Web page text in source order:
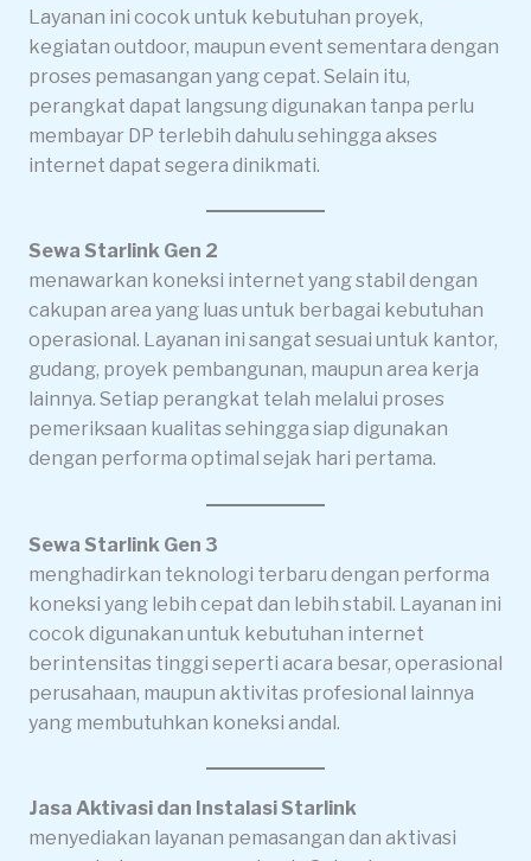
Layanan ini cocok untuk kebutuhan proyek,
kegiatan outdoor, maupun event sementara dengan
proses pemasangan yang cepat. Selain itu,
perangkat dapat langsung digunakan tanpa perlu
membayar DP terlebih dahulu sehingga akses
internet dapat segera dinikmati.
Sewa Starlink Gen 2
menawarkan koneksi internet yang stabil dengan
cakupan area yang luas untuk berbagai kebutuhan
operasional. Layanan ini sangat sesuai untuk kantor,
gudang, proyek pembangunan, maupun area kerja
lainnya. Setiap perangkat telah melalui proses
pemeriksaan kualitas sehingga siap digunakan
dengan performa optimal sejak hari pertama.
Sewa Starlink Gen 3
menghadirkan teknologi terbaru dengan performa
koneksi yang lebih cepat dan lebih stabil. Layanan ini
cocok digunakan untuk kebutuhan internet
berintensitas tinggi seperti acara besar, operasional
perusahaan, maupun aktivitas profesional lainnya
yang membutuhkan koneksi andal.
Jasa Aktivasi dan Instalasi Starlink
menyediakan layanan pemasangan dan aktivasi